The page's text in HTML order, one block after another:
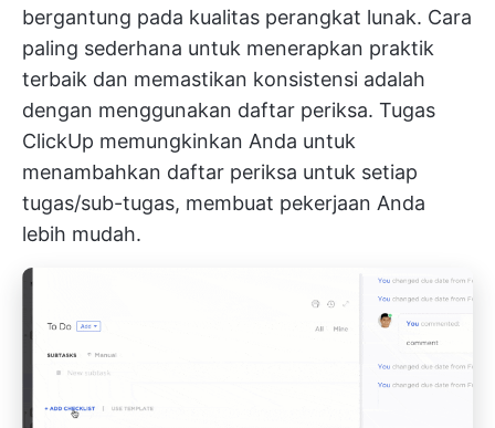
bergantung pada kualitas perangkat lunak. Cara
paling sederhana untuk menerapkan praktik
terbaik dan memastikan konsistensi adalah
dengan menggunakan daftar periksa. Tugas
ClickUp memungkinkan Anda untuk
menambahkan daftar periksa untuk setiap
tugas/sub-tugas, membuat pekerjaan Anda
lebih mudah.